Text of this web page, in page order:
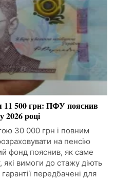
11 500 грн: ПФУ пояснив
2026 році
30 000 грн і повним
на пенсію
фонд пояснив, як саме
вимоги до стажу діють
передбачені для